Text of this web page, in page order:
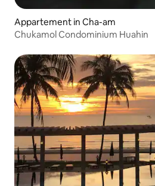
Appartement in Cha-am
Chukamol Condominium Huahin